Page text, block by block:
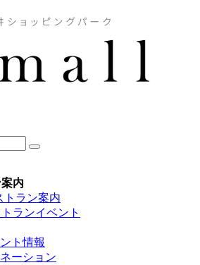
内
ラン案内
ランイベント
ト情報
ーション